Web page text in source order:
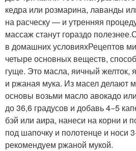
кедра или розмарина, лаванды
на расческу — и утренняя
массаж станут гораздо
в домашних условияхРецептов
четыре основных веществ,
гуще. Это масла, яичный желток,
и ржаная мука. Из масел делают
основы возьми масло авокадо
до 36,6 градусов и добавь 4−5
бэй или аира, нанеси на корни и
под шапочку и полотенце и носи
рекомендуем ржаной мукой.